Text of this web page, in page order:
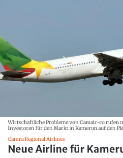
Wirtschaftliche Probleme von Camair-co rufen
Investoren für den Markt in Kamerun auf den
Camra Regional Airlines
Neue Airline für